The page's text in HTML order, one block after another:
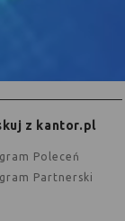
z kantor.pl
Poleceń
Partnerski